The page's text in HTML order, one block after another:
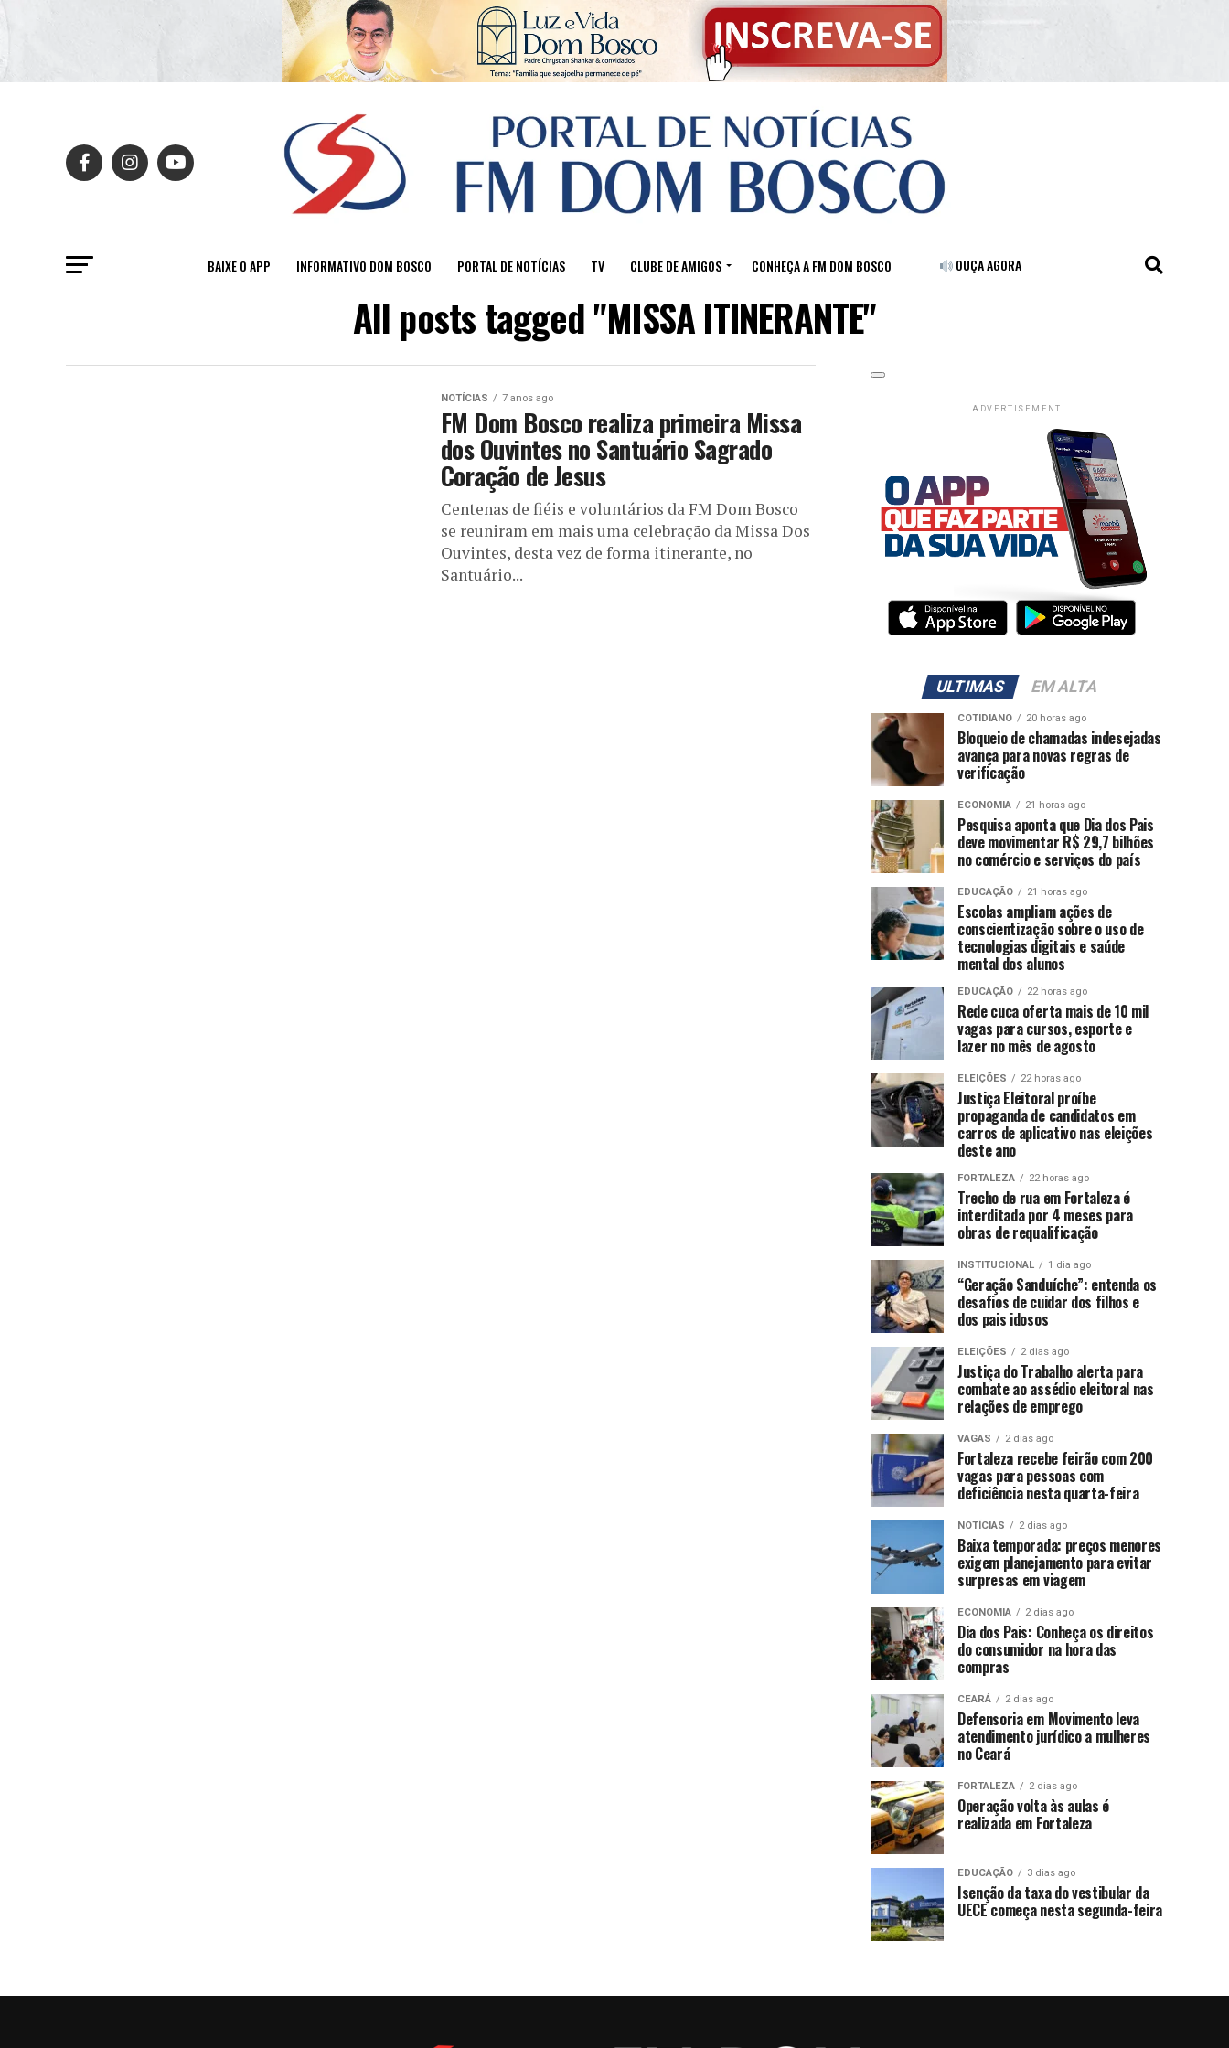
BAIXE O APP INFORMATIVO DOM BOSCO PORTAL DE NOTÍCIAS TV CLUBE DE AMIGOS CONHEÇA A FM DOM BOSCO OUÇA AGORA
All posts tagged "MISSA ITINERANTE"
NOTÍCIAS 7 anos ago
FM Dom Bosco realiza primeira Missa
dos Ouvintes no Santuário Sagrado
Coração de Jesus
Centenas de fiéis e voluntários da FM Dom Bosco
se reuniram em mais uma celebração da Missa Dos
Ouvintes, desta vez de forma itinerante, no
Santuário...
ADVERTISEMENT
ULTIMAS EM ALTA
COTIDIANO 20 horas ago
Bloqueio de chamadas indesejadas
avança para novas regras de
verificação
ECONOMIA 21 horas ago
Pesquisa aponta que Dia dos Pais
deve movimentar R$ 29,7 bilhões
no comércio e serviços do país
EDUCAÇÃO 21 horas ago
Escolas ampliam ações de
conscientização sobre o uso de
tecnologias digitais e saúde
mental dos alunos
EDUCAÇÃO 22 horas ago
Rede cuca oferta mais de 10 mil
vagas para cursos, esporte e
lazer no mês de agosto
ELEIÇÕES 22 horas ago
Justiça Eleitoral proíbe
propaganda de candidatos em
carros de aplicativo nas eleições
deste ano
FORTALEZA 22 horas ago
Trecho de rua em Fortaleza é
interditada por 4 meses para
obras de requalificação
INSTITUCIONAL 1 dia ago
“Geração Sanduíche”: entenda os
desafios de cuidar dos filhos e
dos pais idosos
ELEIÇÕES 2 dias ago
Justiça do Trabalho alerta para
combate ao assédio eleitoral nas
relações de emprego
VAGAS 2 dias ago
Fortaleza recebe feirão com 200
vagas para pessoas com
deficiência nesta quarta-feira
NOTÍCIAS 2 dias ago
Baixa temporada: preços menores
exigem planejamento para evitar
surpresas em viagem
ECONOMIA 2 dias ago
Dia dos Pais: Conheça os direitos
do consumidor na hora das
compras
CEARÁ 2 dias ago
Defensoria em Movimento leva
atendimento jurídico a mulheres
no Ceará
FORTALEZA 2 dias ago
Operação volta às aulas é
realizada em Fortaleza
EDUCAÇÃO 3 dias ago
Isenção da taxa do vestibular da
UECE começa nesta segunda-feira